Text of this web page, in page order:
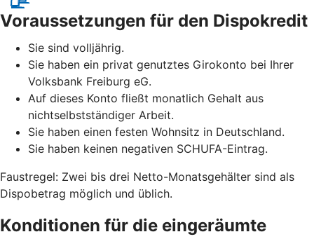
Voraussetzungen für den Dispokredit
Sie sind volljährig.
Sie haben ein privat genutztes Girokonto bei Ihrer
Volksbank Freiburg eG.
Auf dieses Konto fließt monatlich Gehalt aus
nichtselbstständiger Arbeit.
Sie haben einen festen Wohnsitz in Deutschland.
Sie haben keinen negativen SCHUFA-Eintrag.
Faustregel: Zwei bis drei Netto-Monatsgehälter sind als
Dispobetrag möglich und üblich.
Konditionen für die eingeräumte